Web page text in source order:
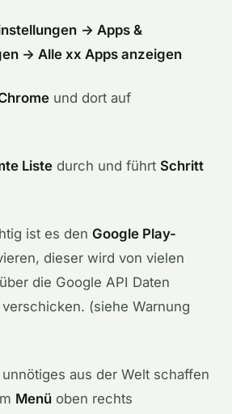
→ Apps &
→ Alle xx Apps anzeigen
und dort auf
Liste durch und führt Schritt
ist es den Google Play-
dieser wird von vielen
die Google API Daten
(siehe Warnung
aus der Welt schaffen
Menü oben rechts